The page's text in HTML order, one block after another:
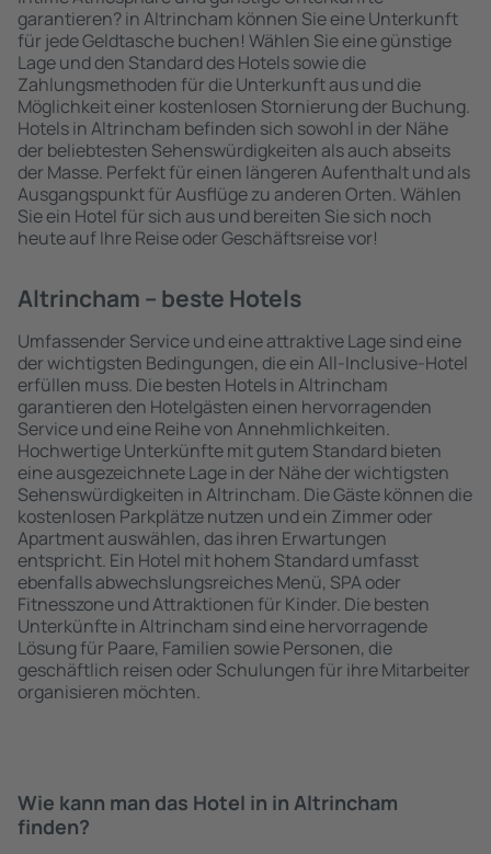
garantieren? in Altrincham können Sie eine Unterkunft
für jede Geldtasche buchen! Wählen Sie eine günstige
Lage und den Standard des Hotels sowie die
Zahlungsmethoden für die Unterkunft aus und die
Möglichkeit einer kostenlosen Stornierung der Buchung.
Hotels in Altrincham befinden sich sowohl in der Nähe
der beliebtesten Sehenswürdigkeiten als auch abseits
der Masse. Perfekt für einen längeren Aufenthalt und als
Ausgangspunkt für Ausflüge zu anderen Orten. Wählen
Sie ein Hotel für sich aus und bereiten Sie sich noch
heute auf Ihre Reise oder Geschäftsreise vor!
Altrincham – beste Hotels
Umfassender Service und eine attraktive Lage sind eine
der wichtigsten Bedingungen, die ein All-Inclusive-Hotel
erfüllen muss. Die besten Hotels in Altrincham
garantieren den Hotelgästen einen hervorragenden
Service und eine Reihe von Annehmlichkeiten.
Hochwertige Unterkünfte mit gutem Standard bieten
eine ausgezeichnete Lage in der Nähe der wichtigsten
Sehenswürdigkeiten in Altrincham. Die Gäste können die
kostenlosen Parkplätze nutzen und ein Zimmer oder
Apartment auswählen, das ihren Erwartungen
entspricht. Ein Hotel mit hohem Standard umfasst
ebenfalls abwechslungsreiches Menü, SPA oder
Fitnesszone und Attraktionen für Kinder. Die besten
Unterkünfte in Altrincham sind eine hervorragende
Lösung für Paare, Familien sowie Personen, die
geschäftlich reisen oder Schulungen für ihre Mitarbeiter
organisieren möchten.
Wie kann man das Hotel in in Altrincham
finden?